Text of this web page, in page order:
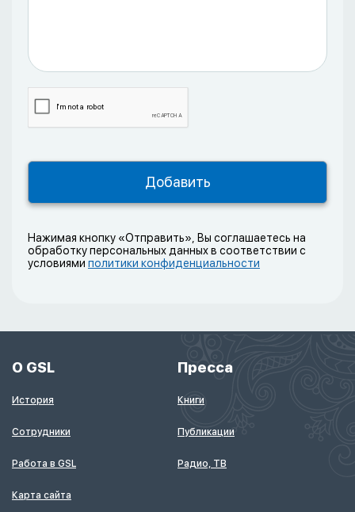
Нажимая кнопку «Отправить», Вы соглашаетесь на
обработку персональных данных в соответствии с
условиями политики конфиденциальности
О GSL
История
Сотрудники
Работа в GSL
Карта сайта
Пресса
Книги
Публикации
Радио, ТВ